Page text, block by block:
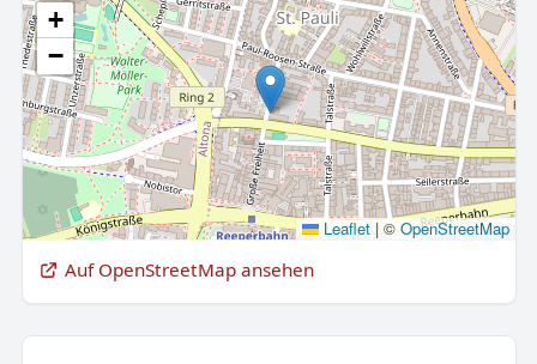
+
−
Leaflet |© OpenStreetMap
Auf OpenStreetMap ansehen